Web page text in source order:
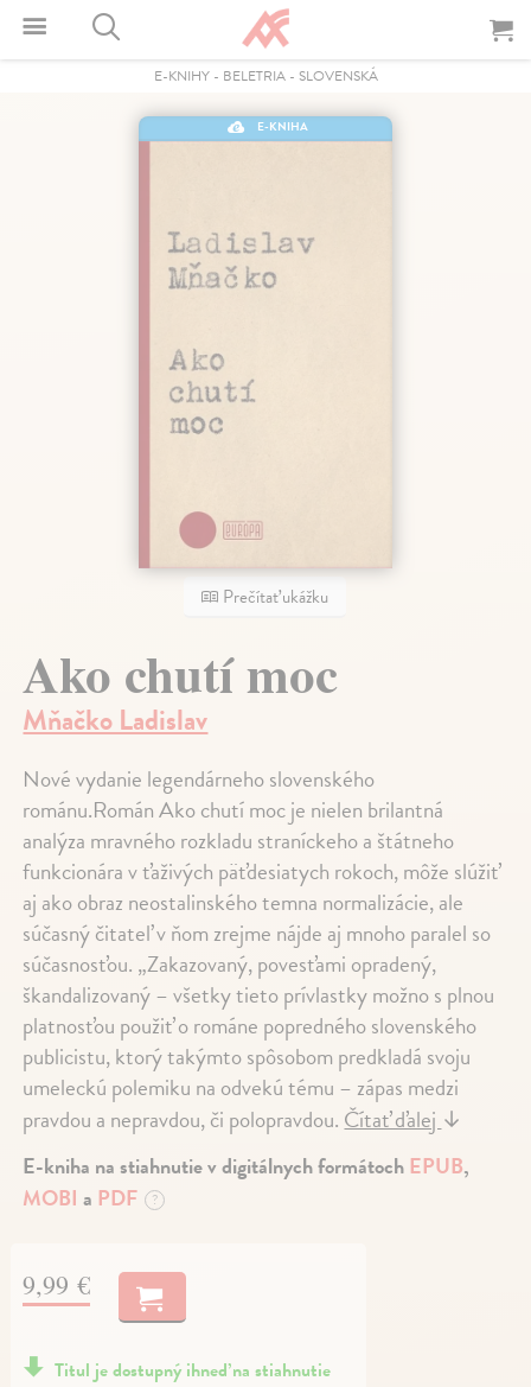
E-KNIHY- BELETRIA- SLOVENSKÁ
E-KNIHA
Prečítať ukážku
Ako chutí moc
Mňačko Ladislav
Nové vydanie legendárneho slovenského
románu.Román Ako chutí moc je nielen brilantná
analýza mravného rozkladu straníckeho a štátneho
funkcionára v ťaživých päťdesiatych rokoch, môže slúžiť
aj ako obraz neostalinského temna normalizácie, ale
súčasný čitateľ v ňom zrejme nájde aj mnoho paralel so
súčasnosťou. „Zakazovaný, povesťami opradený,
škandalizovaný – všetky tieto prívlastky možno s plnou
platnosťou použiť o románe popredného slovenského
publicistu, ktorý takýmto spôsobom predkladá svoju
umeleckú polemiku na odvekú tému – zápas medzi
pravdou a nepravdou, či polopravdou.Čítať ďalej↓
E-kniha na stiahnutie v digitálnych formátochEPUB,
MOBI a PDF ?
9,99 €
Titul je dostupný ihneď na stiahnutie